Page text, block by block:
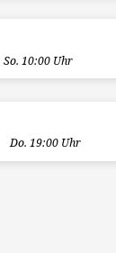
So. 10:00 Uhr
Do. 19:00 Uhr